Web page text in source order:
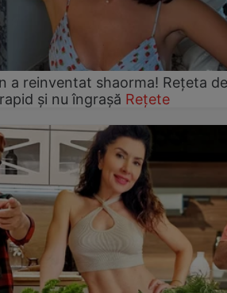
a reinventat shaorma! Rețeta de
și nu îngrașă Rețete